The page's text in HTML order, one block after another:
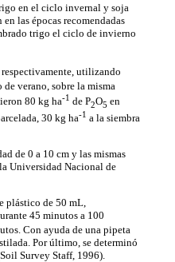
en el ciclo invernal y soja
las épocas recomendadas
trigo el ciclo de invierno
respectivamente, utilizando
verano, sobre la misma
80 kg ha-1 de P2O5 en
30 kg ha-1 a la siembra
de 0 a 10 cm y las mismas
Universidad Nacional de
plástico de 50 mL,
45 minutos a 100
Con ayuda de una pipeta
Por último, se determinó
Survey Staff, 1996).